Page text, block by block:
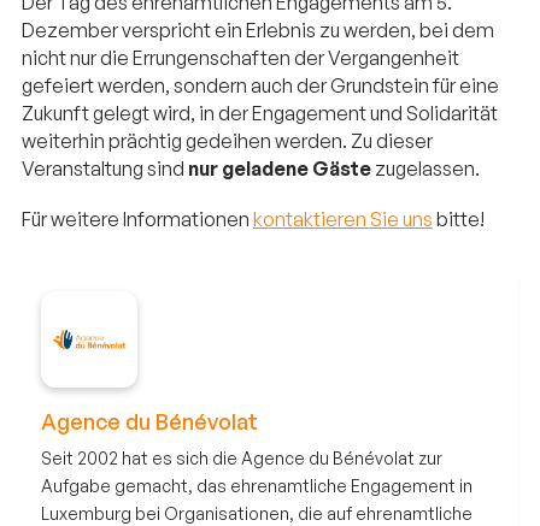
Dezember verspricht ein Erlebnis zu werden, bei dem
nicht nur die Errungenschaften der Vergangenheit
gefeiert werden, sondern auch der Grundstein für eine
Zukunft gelegt wird, in der Engagement und Solidarität
weiterhin prächtig gedeihen werden. Zu dieser
Veranstaltung sind nur geladene Gäste zugelassen.
Für weitere Informationen kontaktieren Sie uns bitte!
Agence du Bénévolat
Seit 2002 hat es sich die Agence du Bénévolat zur
Aufgabe gemacht, das ehrenamtliche Engagement in
Luxemburg bei Organisationen, die auf ehrenamtliche